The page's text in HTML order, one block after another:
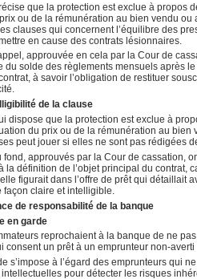
que la protection est exclue à propos
ou de la rémunération au bien vendu
clauses qui concernent l’équilibre des
en cause des contrats lésionnaires.
approuvée en cela par la Cour de
du solde des règlements mensuels après
à savoir l’obligation de restituer
de la clause
dispose que la protection est exclue à
du prix ou de la rémunération au
peut jouer si elles ne sont pas rédigées
fond, approuvés par la Cour de cassation,
la définition de l’objet principal du contrat,
figurait dans l’offre de prêt qui détaillait
façon claire et intelligible.
de responsabilité de la banque
en garde
reprochaient à la banque de ne
consent un prêt à un emprunteur non-averti
s’impose à l’égard des emprunteurs qui
pour détecter les risques